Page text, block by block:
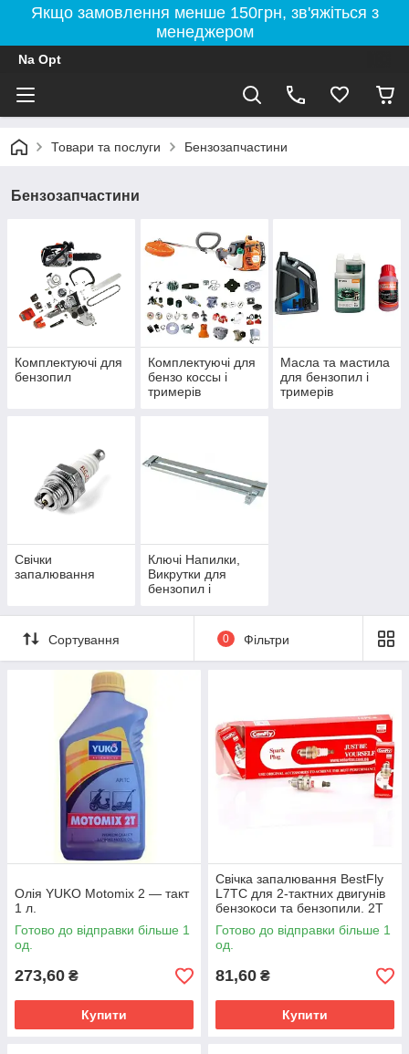
Якщо замовлення менше 150грн, зв'яжіться з
менеджером
Na Opt
Товари та послуги Бензозапчастини
Бензозапчастини
Комплектуючі для
бензопил
Комплектуючі для
бензо коссы і
тримерів
Масла та мастила
для бензопил і
тримерів
Свічки
запалювання
Ключі Напилки,
Викрутки для
бензопил і
Сортування 0 Фільтри
Олія YUKO Motomix 2 — такт
1 л.
Готово до відправки більше 1
од.
273,60 ₴
Купити
Свічка запалювання BestFly
L7TC для 2-тактних двигунів
бензокоси та бензопили. 2Т
BestFly L7TC для тримера,
мотокоси, бензопили
Готово до відправки більше 1
од.
81,60 ₴
Купити